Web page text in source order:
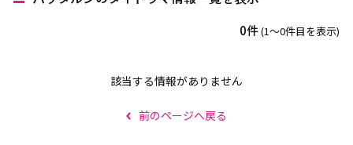
0件(1〜0件目を表示)
該当する情報がありません
前のページへ戻る